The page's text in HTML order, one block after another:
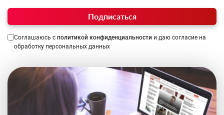
Подписаться
Соглашаюсь с политикой конфиденциальности и даю согласие на
обработку персональных данных